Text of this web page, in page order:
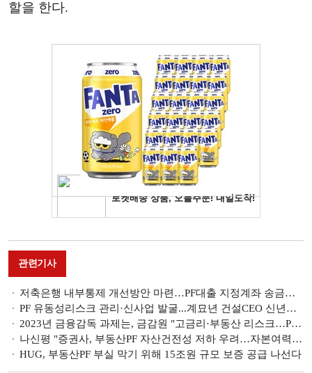
할을 한다.
관련기사
저축은행 내부통제 개선방안 마련…PF대출 지정계좌 송금제 시행
PF 유동성리스크 관리·신사업 발굴...계묘년 건설CEO 신년사에 나타난 '위기의식'
2023년 금융감독 과제는, 금감원 "고금리·부동산 리스크…PF 익스포저 건전성 점검"
나신평 "증권사, 부동산PF 자산건전성 저하 우려…자본여력 열위할 수록 부정적 영향 크게 노출"
HUG, 부동산PF 부실 막기 위해 15조원 규모 보증 공급 나선다